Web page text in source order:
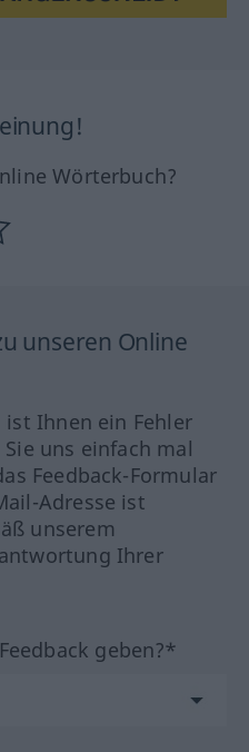
Wörterbuch?
unseren Online
ist Ihnen ein Fehler
uns einfach mal
Feedback-Formular
Adresse ist
unserem
Ihrer
geben?*